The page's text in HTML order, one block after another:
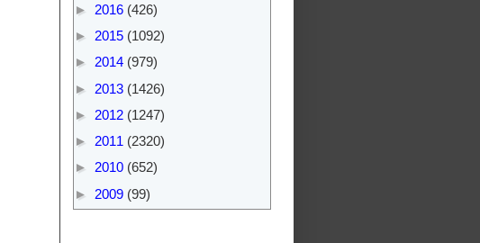
► 2016 (426)
► 2015 (1092)
► 2014 (979)
► 2013 (1426)
► 2012 (1247)
► 2011 (2320)
► 2010 (652)
► 2009 (99)